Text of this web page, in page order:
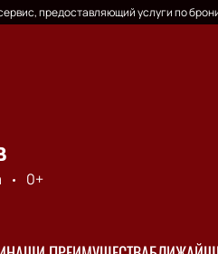
предоставляющий услуги по
0+